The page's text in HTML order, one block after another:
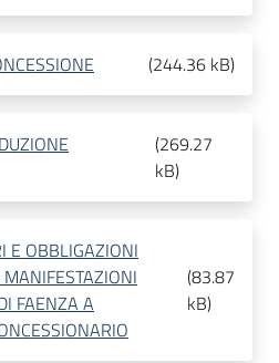
(244.36 kB)
(269.27
kB)
E OBBLIGAZIONI
FAENZA A
(83.87
kB)